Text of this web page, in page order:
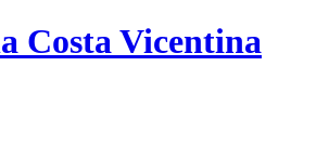
Costa Vicentina